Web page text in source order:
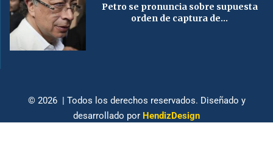
Petro se pronuncia sobre supuesta
orden de captura de...
© 2026 | Todos los derechos reservados. Diseñado y
desarrollado por HendizDesign